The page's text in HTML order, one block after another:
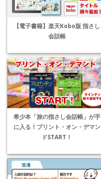
【電子書籍】楽天Kobo版 指さし
会話帳
希少本「旅の指さし会話帳」が手
に入る！プリント・オン・デマン
ドSTART！